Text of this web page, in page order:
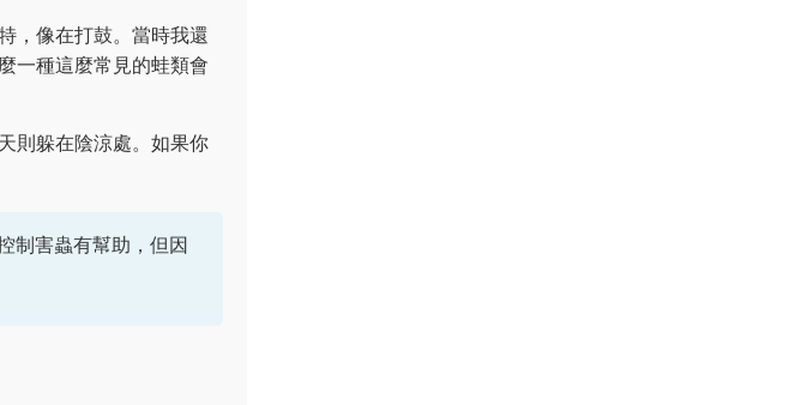
，像在打鼓。當時我還
一種這麼常見的蛙類會
則躲在陰涼處。如果你
制害蟲有幫助，但因